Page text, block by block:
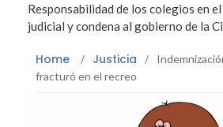
Responsabilidad de los colegios en
judicial y condena al gobierno de la
Home / Justicia /
fracturó en el recreo